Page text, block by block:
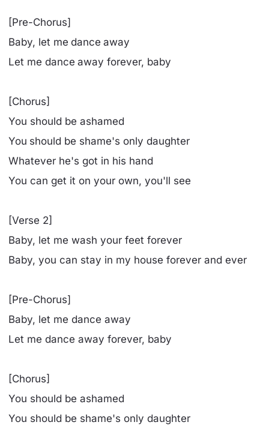
[Pre-Chorus]
Baby, let me dance away
Let me dance away forever, baby
[Chorus]
You should be ashamed
You should be shame's only daughter
Whatever he's got in his hand
You can get it on your own, you'll see
[Verse 2]
Baby, let me wash your feet forever
Baby, you can stay in my house forever and ever
[Pre-Chorus]
Baby, let me dance away
Lеt me dance away forevеr, baby
[Chorus]
You should be ashamed
You should be shame's only daughter